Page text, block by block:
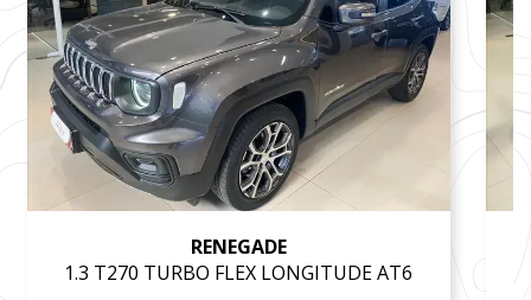
RENEGADE
1.3 T270 TURBO FLEX LONGITUDE AT6